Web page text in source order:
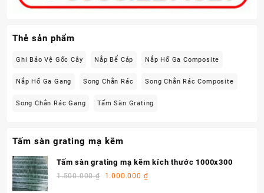
Thẻ sản phẩm
Ghi Bảo Vệ Gốc Cây Nắp Bể Cáp Nắp Hố Ga Composite
Nắp Hố Ga Gang Song Chắn Rác Song Chắn Rác Composite
Song Chắn Rác Gang Tấm Sàn Grating
Tấm sàn grating mạ kẽm
Tấm sàn grating mạ kẽm kích thước 1000x300
1.500.000₫ 1.000.000 ₫